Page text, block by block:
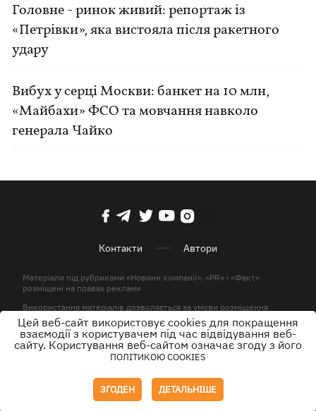
Головне - ринок живий: репортаж із
«Петрівки», яка вистояла після ракетного
удару
Вибух у серці Москви: банкет на 10 млн,
«Майбахи» ФСО та мовчання навколо
генерала Чайко
Контакти Автори
Матеріали під рубриками «Новини компанії», «PR» і «Факт»
розміщені на правах реклами
Використання матеріалів дозволяється за умови розміщення
активного гіперпосилання на KP.UA в першому абзаці.
© ТОВ «ЮЛАВ МЕДІА» 2026. Всі права захищені.
Цей веб-сайт використовує cookies для покращення
взаємодії з користувачем під час відвідування веб-
сайту. Користування веб-сайтом означає згоду з його
ПОЛІТИКОЮ COOKIES
ЗГОДЕН ДЕТАЛЬНІШЕ